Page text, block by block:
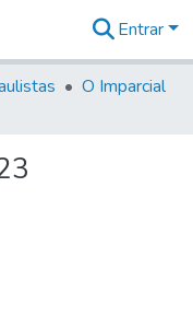
Entrar
O Imparcial